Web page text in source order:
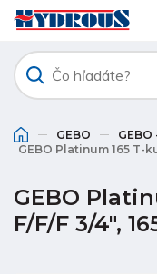
GEBO
GEBO Platinum 165 T-
GEBO
F/F/F 3/4",